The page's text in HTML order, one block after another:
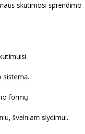
skutimosi sprendimo
sistema.
formų.
švelniam slydimui.